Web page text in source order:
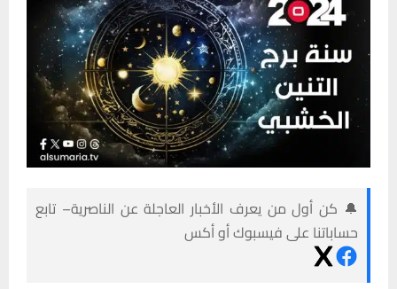
🔔 كن أول من يعرف الأخبار العاجلة عن الناصرية– تابع
حساباتنا على فيسبوك أو أكس